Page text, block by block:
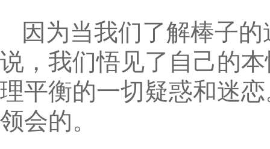
因为当我们了解棒子
说，我们悟见了自己的
理平衡的一切疑惑和迷
领会的。